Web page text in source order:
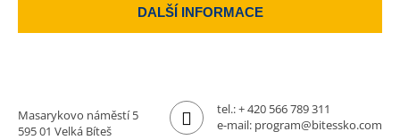
DALŠÍ INFORMACE
Masarykovo náměstí 5
595 01 Velká Bíteš
tel.:+ 420 566 789 311
e-mail: program@bitessko.com